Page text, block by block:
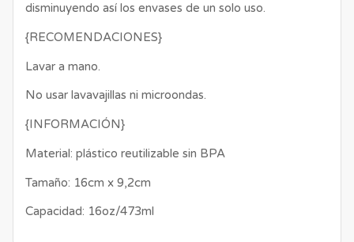
disminuyendo así los envases de un solo uso.
{RECOMENDACIONES}
Lavar a mano.
No usar lavavajillas ni microondas.
{INFORMACIÓN}
Material: plástico reutilizable sin BPA
Tamaño: 16cm x 9,2cm
Capacidad: 16oz/473ml